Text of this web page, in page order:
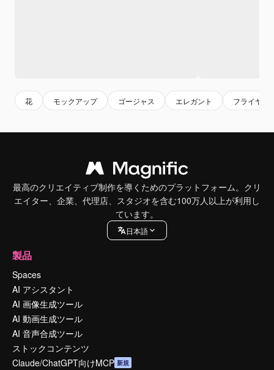
花 モックアップ ゴージャス エレガント フライヤー
最高のクリエイティブ制作を導くためのプラットフォーム。クリ
エイター、企業、代理店、スタジオを含む100万人以上が利用し
ています。
日本語
製品
Spaces
AI アシスタント
AI 画像生成ツール
AI 動画生成ツール
AI 音声合成ツール
ストックコンテンツ
Claude/ChatGPT向けMCP 新規